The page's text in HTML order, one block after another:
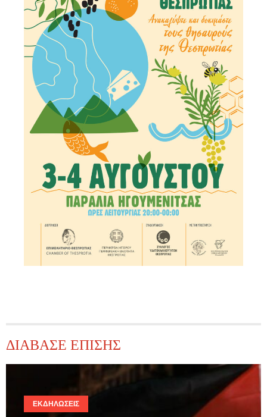
ΔΙΑΒΑΣΕ ΕΠΙΣΗΣ
ΕΚΔΗΛΏΣΕΙΣ